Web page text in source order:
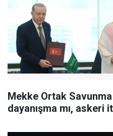
Mekke Ortak
dayanışma mı, askeri